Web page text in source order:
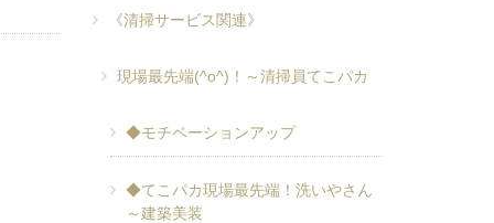
《清掃サービス関連》
現場最先端(^o^)！～清掃員てこパカ
◆モチベーションアップ
◆てこパカ現場最先端！洗いやさん
～建築美装